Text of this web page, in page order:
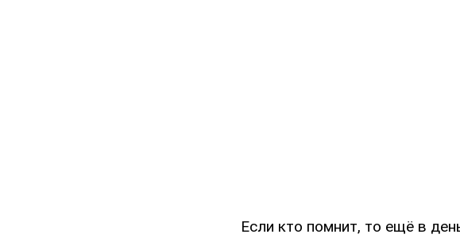
Если кто помнит, то ещё в